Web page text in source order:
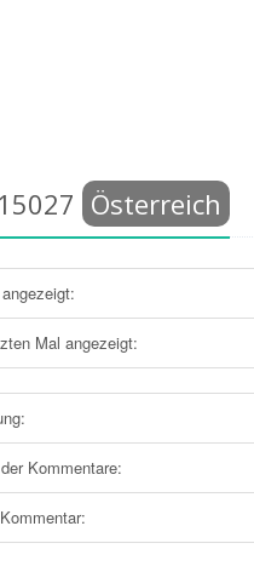
Österreich
Mal angezeigt:
Kommentare: